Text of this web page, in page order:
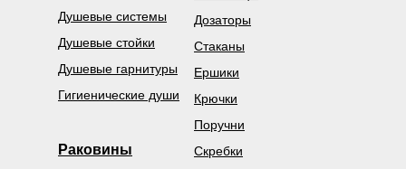
Душевые гарнитуры
Душевые системы
Гигиенические души
Поручни
Скребки
Дозаторы
Стаканы
Ершики
Крючки
Раковины
Душевые стойки